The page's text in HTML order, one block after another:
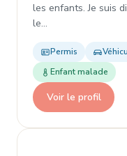
les enfants. Je suis
le…
Permis
Enfant malade
Voir le profil